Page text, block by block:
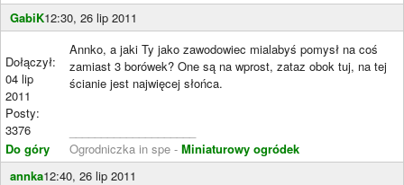
GabiK12:30, 26 lip 2011
Dołączył:
04 lip
2011
Posty:
3376
Do góry
Annko, a jaki Ty jako zawodowiec mialabyś pomysł na coś
zamiast 3 borówek? One są na wprost, zataz obok tuj, na tej
ścianie jest najwięcej słońca.
Ogrodniczka in spe - Miniaturowy ogródek
annka12:40, 26 lip 2011